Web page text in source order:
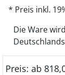
* Preis inkl.
Die Ware
Preis: ab